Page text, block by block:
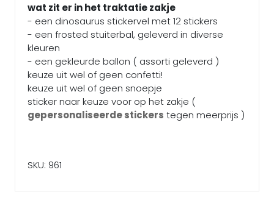
wat zit er in het traktatie zakje
- een dinosaurus stickervel met 12 stickers
- een frosted stuiterbal, geleverd in diverse
kleuren
- een gekleurde ballon ( assorti geleverd )
keuze uit wel of geen confetti!
keuze uit wel of geen snoepje
sticker naar keuze voor op het zakje (
gepersonaliseerde stickers tegen meerprijs )
SKU: 961